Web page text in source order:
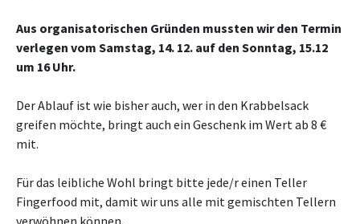
Aus organisatorischen Gründen mussten wir den Termin
verlegen vom Samstag, 14. 12. auf den Sonntag, 15.12
um 16 Uhr.
Der Ablauf ist wie bisher auch, wer in den Krabbelsack
greifen möchte, bringt auch ein Geschenk im Wert ab 8 €
mit.
Für das leibliche Wohl bringt bitte jede/r einen Teller
Fingerfood mit, damit wir uns alle mit gemischten Tellern